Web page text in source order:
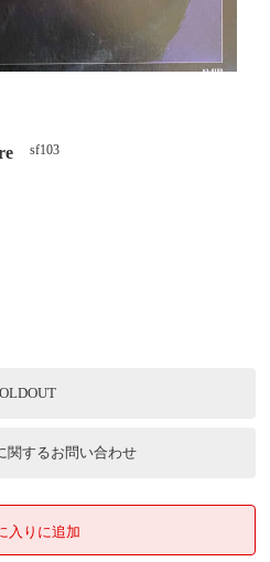
sf103
関するお問い合わせ